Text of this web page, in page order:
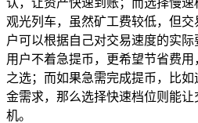
观光列车，虽然矿工费较低，但
户可以根据自己对交易速度的实
用户不着急提币，更希望节省费
之选；而如果急需完成提币，比
金需求，那么选择快速档位则能
机。